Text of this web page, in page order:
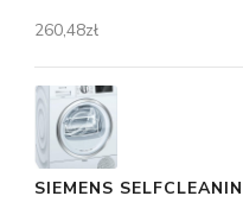
260,48zł
SIEMENS